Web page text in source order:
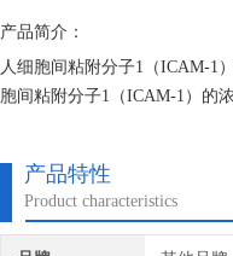
产品简介：
人细胞间粘附分子1（ICAM-1
胞间粘附分子1（ICAM-1）的浓
产品特性
Product characteristics